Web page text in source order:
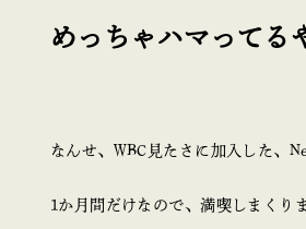
めっちゃハマってる
なんせ、WBC見たさに加入した、
1か月間だけなので、満喫しまくり